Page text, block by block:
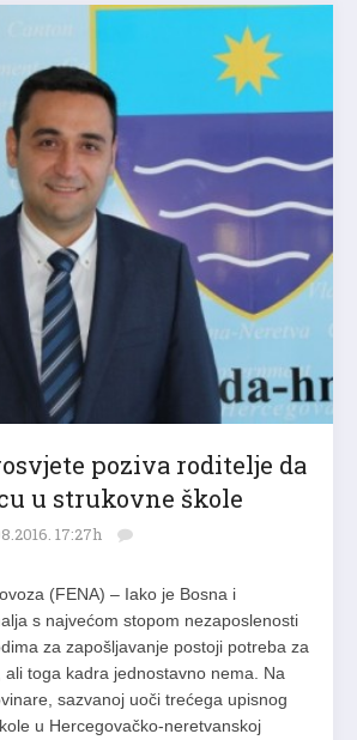
poziva roditelje da
u strukovne škole
17:27h
(FENA) – Iako je Bosna i
s najvećom stopom nezaposlenosti
za zapošljavanje postoji potreba za
ali toga kadra jednostavno nema. Na
sazvanoj uoči trećega upisnog
u Hercegovačko-neretvanskoj